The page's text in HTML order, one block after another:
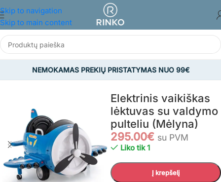
Skip to navigation
Skip to main content
NEMOKAMAS PREKIŲ PRISTATYMAS NUO 99€
ŽAISLAI/Lauko žaislai/ Elektromobiliai vaikams
Elektrinis vaikiškas
lėktuvas su valdymo
pulteliu (Mėlyna)
295.00€ su PVM
Liko tik 1
Į krepšelį